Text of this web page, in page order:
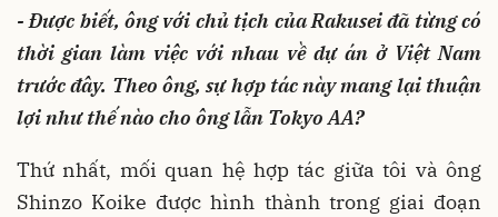
- Được biết, ông với chủ tịch của Rakusei đã từng có
thời gian làm việc với nhau về dự án ở Việt Nam
trước đây. Theo ông, sự hợp tác này mang lại thuận
lợinhư thế nào cho ông lẫn Tokyo AA?
Thứ nhất, mối quan hệ hợp tác giữa tôi và ông
Shinzo Koike được hình thành trong giai đoạn